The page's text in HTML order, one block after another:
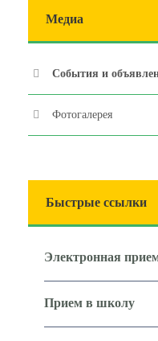
Медиа
События и
Фотогалерея
Быстрые ссылки
Электронная
Прием в школу